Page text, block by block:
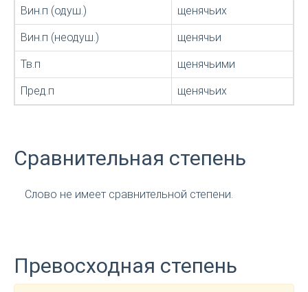
Вин.п (одуш.) щенячьих
Вин.п (неодуш.) щенячьи
Тв.п щенячьими
Пред.п щенячьих
Сравнительная степень
Слово не имеет сравнительной степени.
Превосходная степень